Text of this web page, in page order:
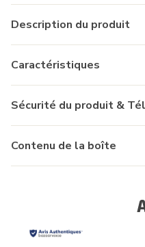
Description du produit
Caractéristiques
Sécurité du produit &
Contenu de la boîte